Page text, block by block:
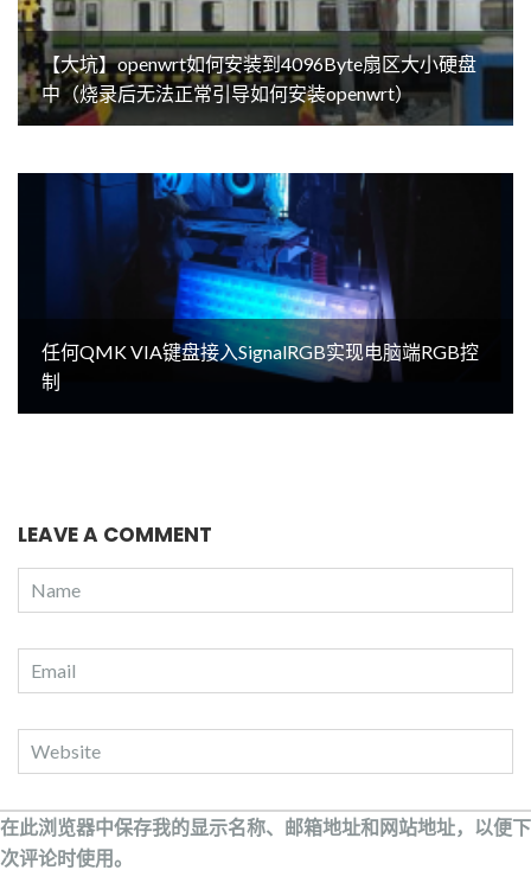
【大坑】openwrt如何安装到4096Byte扇区大小硬盘
中（烧录后无法正常引导如何安装openwrt）
任何QMK VIA键盘接入SignalRGB实现电脑端RGB控
制
LEAVE A COMMENT
在此浏览器中保存我的显示名称、邮箱地址和网站地址，以便下
次评论时使用。